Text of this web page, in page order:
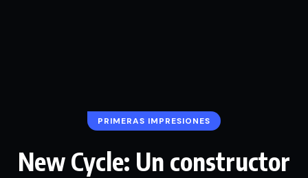
PRIMERAS IMPRESIONES
New Cycle: Un constructor